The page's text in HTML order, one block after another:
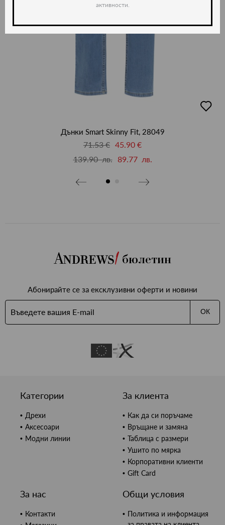
в
Дънки Smart Skinny Fit, 28049
71.53 € 45.90 €
139.90 лв.
89.77 лв.
бюлетин
Абонирайте се за ексклузивни оферти и новини
ОК
Категории
Дрехи
Аксесоари
Модни линии
За клиента
Как да си поръчаме
Връщане и замяна
Таблица с размери
Ушито по мярка
Корпоративни клиенти
Gift Card
За нас
Контакти
Общи условия
Политика и информация
активности.